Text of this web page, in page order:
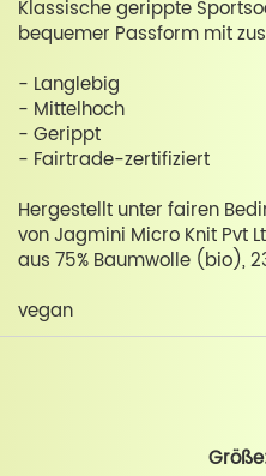
Klassische gerippte
bequemer Passform mit
- Langlebig
- Mittelhoch
- Gerippt
- Fairtrade-zertifiziert
Hergestellt unter fairen
von Jagmini Micro Knit Pvt
aus 75% Baumwolle (bio),
vegan